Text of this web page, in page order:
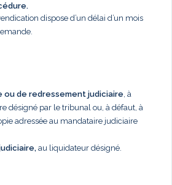
dispose d’un délai d’un mois
ou de redressement judiciaire , à
désigné par le tribunal ou, à défaut, à
adressée au mandataire judiciaire
au liquidateur désigné.